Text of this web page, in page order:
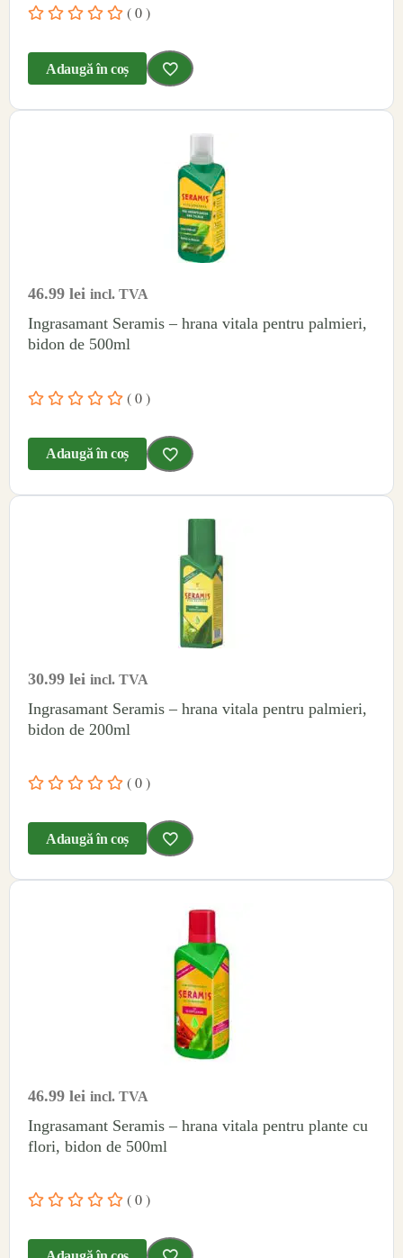
( 0 )
Adaugă în coș
46.99 lei incl. TVA
Ingrasamant Seramis – hrana vitala pentru palmieri,
bidon de 500ml
( 0 )
Adaugă în coș
30.99 lei incl. TVA
Ingrasamant Seramis – hrana vitala pentru palmieri,
bidon de 200ml
( 0 )
Adaugă în coș
46.99 lei incl. TVA
Ingrasamant Seramis – hrana vitala pentru plante cu
flori, bidon de 500ml
( 0 )